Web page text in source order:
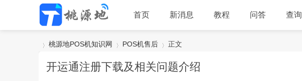
首页 新消息 教程 问答 查询
桃源地POS机知识网 POS机售后 正文
开运通注册下载及相关问题介绍